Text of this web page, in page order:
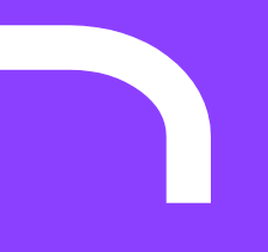
desde cero y crea
un enfoque práctico.